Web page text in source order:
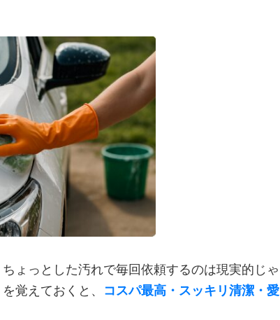
ょっとした汚れで毎回依頼するのは現実的じゃ
覚えておくと、 コスパ最高・スッキリ清潔・愛